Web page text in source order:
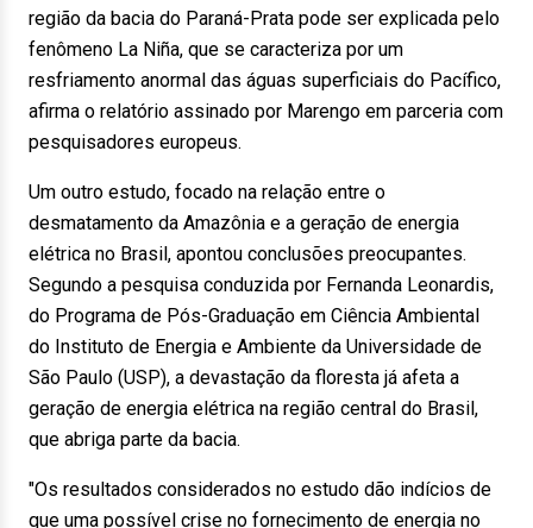
região da bacia do Paraná-Prata pode ser explicada pelo
fenômeno La Niña, que se caracteriza por um
resfriamento anormal das águas superficiais do Pacífico,
afirma o relatório assinado por Marengo em parceria com
pesquisadores europeus.
Um outro estudo, focado na relação entre o
desmatamento da Amazônia e a geração de energia
elétrica no Brasil, apontou conclusões preocupantes.
Segundo a pesquisa conduzida por Fernanda Leonardis,
do Programa de Pós-Graduação em Ciência Ambiental
do Instituto de Energia e Ambiente da Universidade de
São Paulo (USP), a devastação da floresta já afeta a
geração de energia elétrica na região central do Brasil,
que abriga parte da bacia.
"Os resultados considerados no estudo dão indícios de
que uma possível crise no fornecimento de energia no